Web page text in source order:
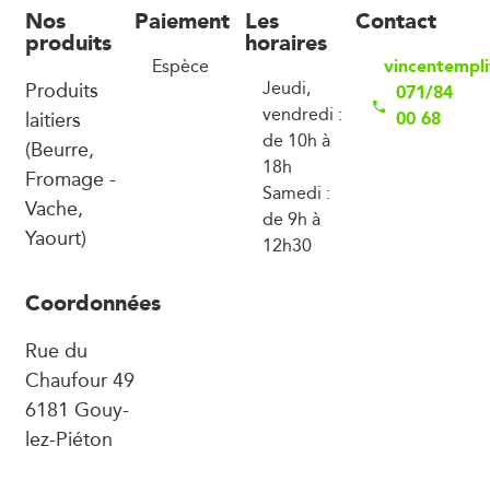
Nos
produits
Produits
laitiers
(Beurre,
Fromage -
Vache,
Yaourt)
Paiement
Espèce
Les
horaires
Jeudi,
vendredi :
de 10h à
18h
Samedi :
de 9h à
12h30
Contact
071/84
00 68
Coordonnées
Rue du
Chaufour 49
6181 Gouy-
lez-Piéton